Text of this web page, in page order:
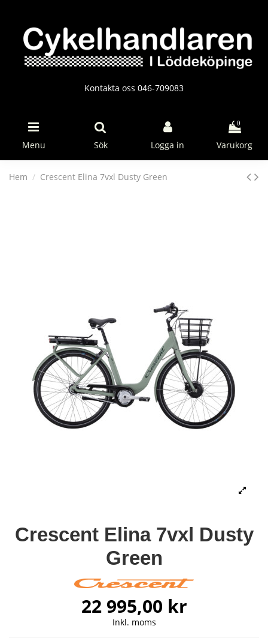
Kontakta oss 046-709083
Menu Sök Logga in
0
Varukorg
Hem Crescent Elina 7vxl Dusty Green
Crescent Elina 7vxl Dusty
Green
22 995,00 kr
Inkl. moms